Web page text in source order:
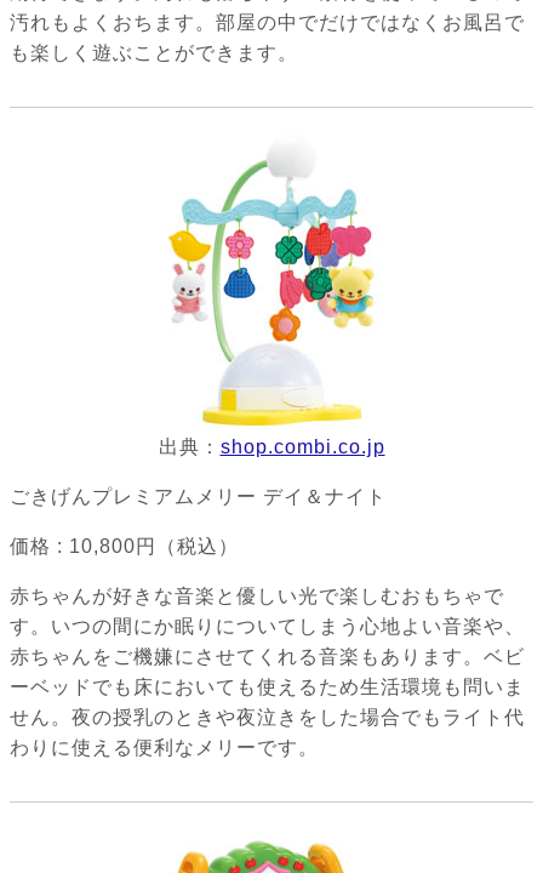
汚れもよくおちます。部屋の中でだけではなくお風呂で
も楽しく遊ぶことができます。
出典： shop.combi.co.jp
ごきげんプレミアムメリー デイ＆ナイト
価格 : 10,800円（税込）
赤ちゃんが好きな音楽と優しい光で楽しむおもちゃで
す。いつの間にか眠りについてしまう心地よい音楽や、
赤ちゃんをご機嫌にさせてくれる音楽もあります。ベビ
ーベッドでも床においても使えるため生活環境も問いま
せん。夜の授乳のときや夜泣きをした場合でもライト代
わりに使える便利なメリーです。